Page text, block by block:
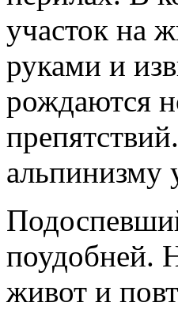
участок на
руками и
рождаются
альпинизму
поудобней.
живот и